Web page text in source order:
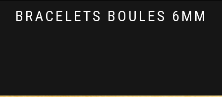
BRACELETS BOULES 6MM